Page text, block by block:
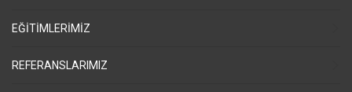
EĞİTİMLERİMİZ
REFERANSLARIMIZ